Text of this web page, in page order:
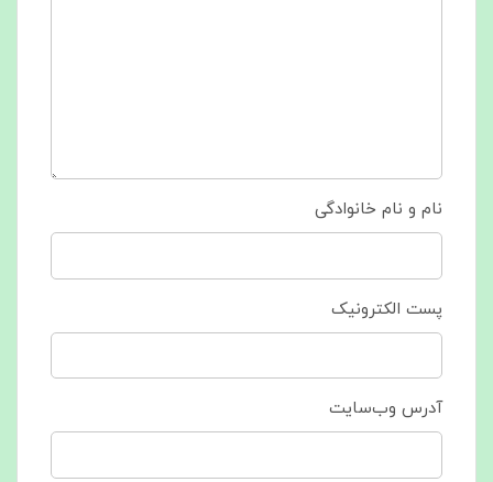
نام و نام خانوادگی
پست الکترونیک
آدرس وب‌سایت